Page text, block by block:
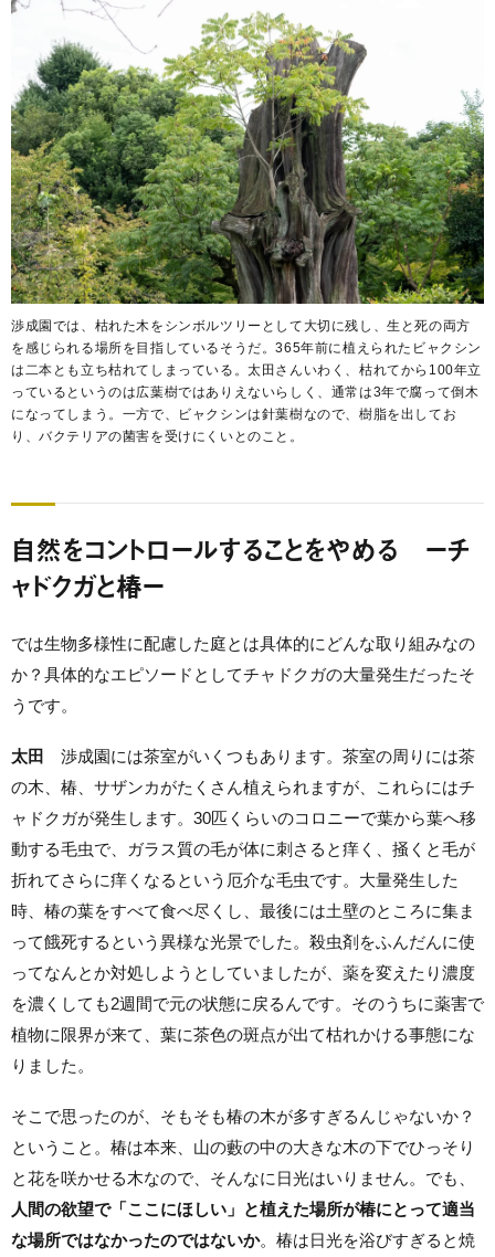
渉成園では、枯れた木をシンボルツリーとして大切に残し、生と死の両方
を感じられる場所を目指しているそうだ。365年前に植えられたビャクシン
は二本とも立ち枯れてしまっている。太田さんいわく、枯れてから100年立
っているというのは広葉樹ではありえないらしく、通常は3年で腐って倒木
になってしまう。一方で、ビャクシンは針葉樹なので、樹脂を出してお
り、バクテリアの菌害を受けにくいとのこと。
自然をコントロールすることをやめる ーチ
ャドクガと椿ー
では生物多様性に配慮した庭とは具体的にどんな取り組みなの
か？具体的なエピソードとしてチャドクガの大量発生だったそ
うです。
太田
渉成園には茶室がいくつもあります。茶室の周りには茶
の木、椿、サザンカがたくさん植えられますが、これらにはチ
ャドクガが発生します。30匹くらいのコロニーで葉から葉へ移
動する毛虫で、ガラス質の毛が体に刺さると痒く、掻くと毛が
折れてさらに痒くなるという厄介な毛虫です。大量発生した
時、椿の葉をすべて食べ尽くし、最後には土壁のところに集ま
って餓死するという異様な光景でした。殺虫剤をふんだんに使
ってなんとか対処しようとしていましたが、薬を変えたり濃度
を濃くしても2週間で元の状態に戻るんです。そのうちに薬害で
植物に限界が来て、葉に茶色の斑点が出て枯れかける事態にな
りました。
そこで思ったのが、そもそも椿の木が多すぎるんじゃないか？
ということ。椿は本来、山の藪の中の大きな木の下でひっそり
と花を咲かせる木なので、そんなに日光はいりません。でも、
人間の欲望で「ここにほしい」と植えた場所が椿にとって適当
な場所ではなかったのではないか。椿は日光を浴びすぎると焼